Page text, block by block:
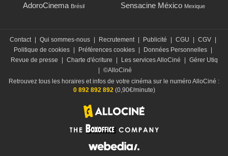
AdoroCinema Brésil Sensacine México Mexique
Contact | Qui sommes-nous | Recrutement | Publicité | CGU | CGV |
Politique de cookies | Préférences cookies | Données Personnelles |
Revue de presse
| Charte d'écriture | Les services AlloCiné | Gérer Utiq
| ©AlloCiné
Retrouvez tous les horaires et infos de votre cinéma sur le numéro AlloCiné :
0 892 892 892(0,90€/minute)